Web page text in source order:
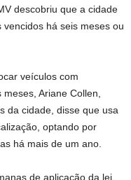
descobriu que a cidade
há seis meses ou
veículos com
Ariane Collen,
da cidade, disse que usa
optando por
há mais de um ano.
de aplicação da lei,